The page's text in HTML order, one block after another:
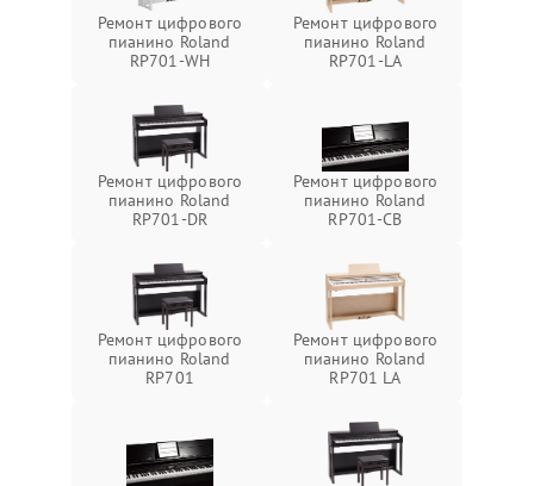
Ремонт цифрового
пианино Roland
RP701-WH
Ремонт цифрового
пианино Roland
RP701-LA
Ремонт цифрового
пианино Roland
RP701-DR
Ремонт цифрового
пианино Roland
RP701-CB
Ремонт цифрового
пианино Roland
RP701
Ремонт цифрового
пианино Roland
RP701 LA